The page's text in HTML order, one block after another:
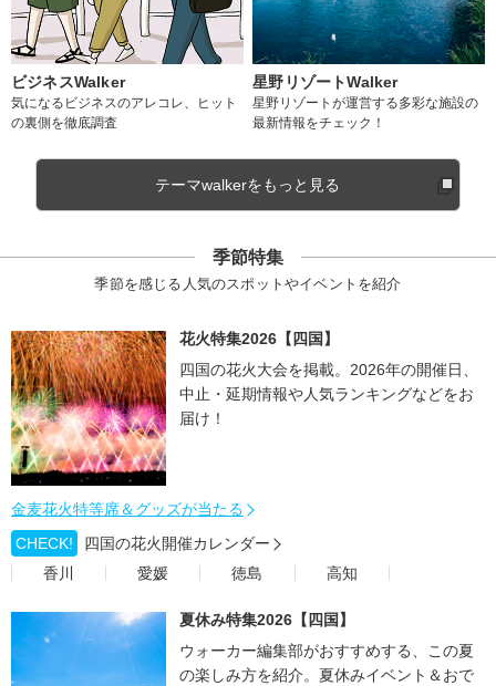
ビジネスWalker
気になるビジネスのアレコレ、ヒット
の裏側を徹底調査
星野リゾートWalker
星野リゾートが運営する多彩な施設の
最新情報をチェック！
テーマwalkerをもっと見る
季節特集
季節を感じる人気のスポットやイベントを紹介
花火特集2026【四国】
四国の花火大会を掲載。2026年の開催日、
中止・延期情報や人気ランキングなどをお
届け！
金麦花火特等席＆グッズが当たる
CHECK!
四国の花火開催カレンダー
香川
愛媛 徳島 高知
夏休み特集2026【四国】
ウォーカー編集部がおすすめする、この夏
の楽しみ方を紹介。夏休みイベント＆おで